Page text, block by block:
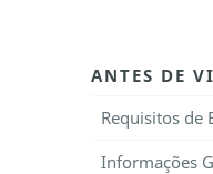
ANTES DE
Requisitos de
Informações